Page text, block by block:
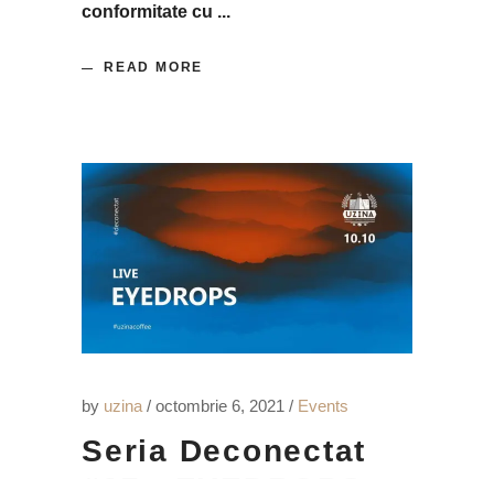
conformitate cu
READ MORE
by uzina octombrie 6, 2021 Events
Seria Deconectat